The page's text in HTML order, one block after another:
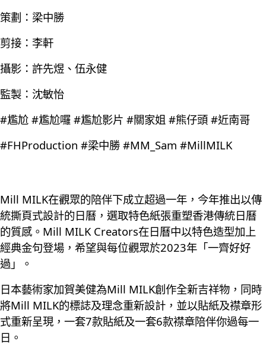
策劃：梁中勝
剪接：李軒
攝影：許先煜、伍永健
監製：沈敏怡
#尷尬 #尷尬囉 #尷尬影片 #關家姐 #熊仔頭 #近南哥
#FHProduction #梁中勝 #MM_Sam #MillMILK
Mill MILK在觀眾的陪伴下成立超過一年，今年推出以傳
統撕頁式設計的日曆，選取特色紙張重塑香港傳統日曆
的質感。Mill MILK Creators在日曆中以特色造型加上
經典金句登場，希望與每位觀眾於2023年「一齊好好
過」。
日本藝術家加賀美健為Mill MILK創作全新吉祥物，同時
將Mill MILK的標誌及理念重新設計，並以貼紙及襟章形
式重新呈現，一套7款貼紙及一套6款襟章陪伴你過每一
日。